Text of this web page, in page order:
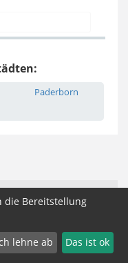
Paderborn
die Bereitstellung
lehne ab Das ist ok